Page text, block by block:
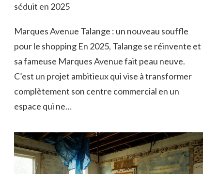
séduit en 2025
Marques Avenue Talange : un nouveau souffle
pour le shopping En 2025, Talange se réinvente et
sa fameuse Marques Avenue fait peau neuve.
C’est un projet ambitieux qui vise à transformer
complètement son centre commercial en un
espace qui ne…